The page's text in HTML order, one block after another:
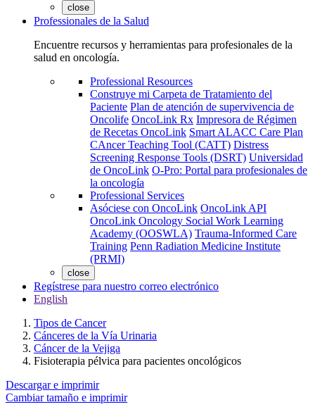
close
Professionales de la Salud
Encuentre recursos y herramientas para profesionales de la
salud en oncología.
Professional Resources
Construye mi Carpeta de Tratamiento del
Paciente Plan de atención de supervivencia de
Oncolife OncoLink Rx Impresora de Régimen
de Recetas OncoLink Smart ALACC Care Plan
CAncer Teaching Tool (CATT) Distress
Screening Response Tools (DSRT) Universidad
de OncoLink O-Pro: Portal para profesionales de
la oncología
Professional Services
Asóciese con OncoLink OncoLink API
OncoLink Oncology Social Work Learning
Academy (OOSWLA) Trauma-Informed Care
Training Penn Radiation Medicine Institute
(PRMI)
close
Regístrese para nuestro correo electrónico
English
Tipos de Cancer
Cánceres de la Vía Urinaria
Cáncer de la Vejiga
Fisioterapia pélvica para pacientes oncológicos
Descargar e imprimir
Cambiar tamaño e imprimir